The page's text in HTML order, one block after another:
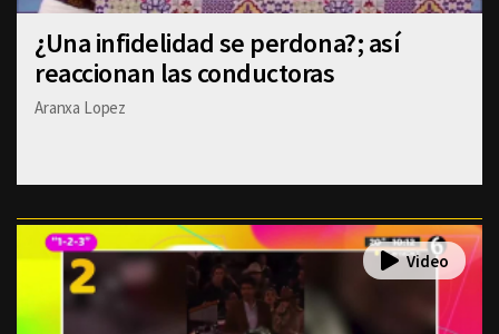
¿Una infidelidad se perdona?; así
reaccionan las conductoras
Aranxa Lopez